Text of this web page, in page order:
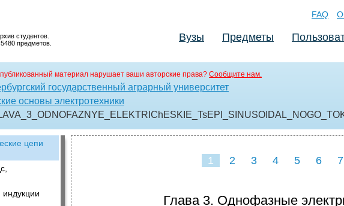
студентов.
предметов.
FAQ
Вузы Предметы
материал нарушает ваши авторские права? Сообщите нам.
государственный аграрный университет
основы электротехники
цепи
1 2 3 4 5 6 7
Глава 3. Однофазные